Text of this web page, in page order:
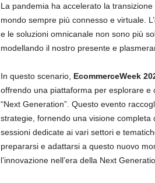
La pandemia ha accelerato la
mondo sempre più connesso e virtuale.
e le soluzioni omnicanale non sono più
modellando il nostro presente e
In questo scenario, EcommerceWeek
offrendo una piattaforma per esplorare
“Next Generation”. Questo evento
strategie, fornendo una visione
sessioni dedicate ai vari settori e
prepararsi e adattarsi a questo nuovo
l’innovazione nell’era della Next